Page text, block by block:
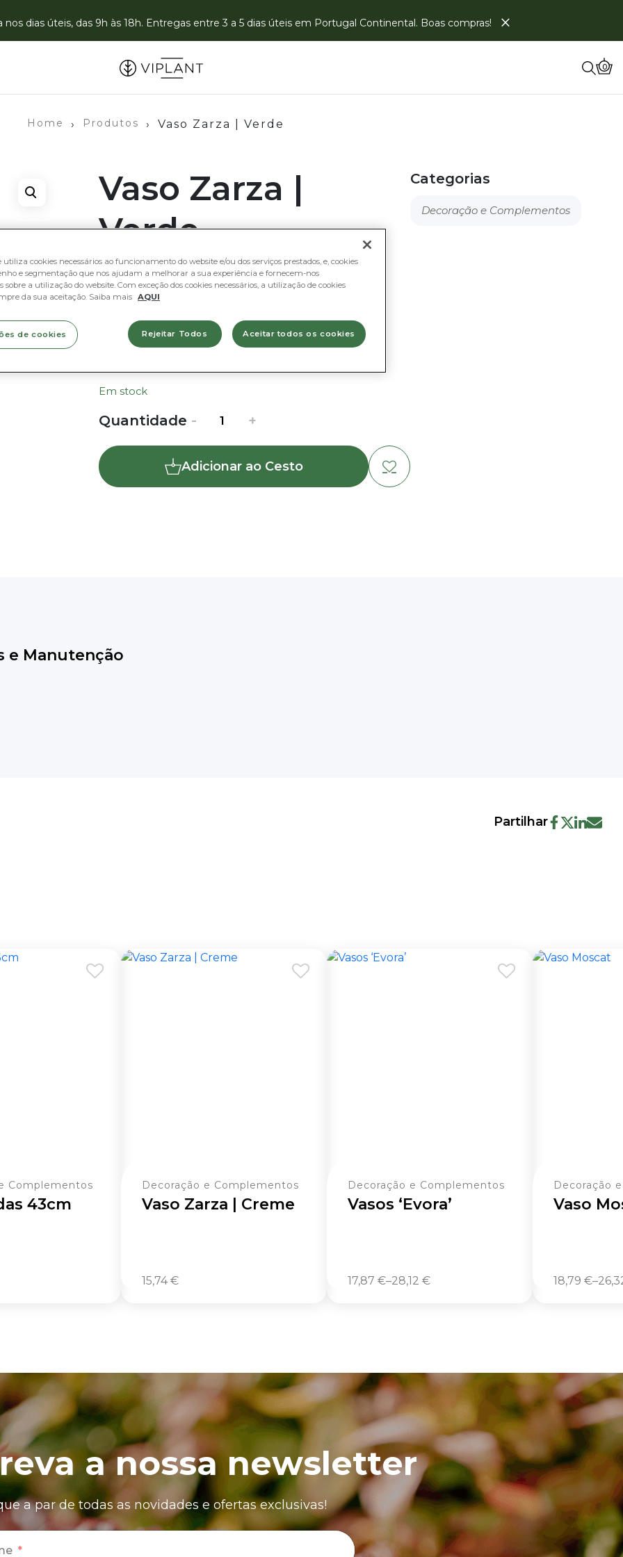
dias úteis, das 9h às 18h. Entregas entre 3 a 5 dias úteis em Portugal Continental. Boas compras! ×
0
Home › Produtos › Vaso Zarza | Verde
Vaso Zarza |
Verde
15,74€
Para plantas com vaso interior com
Em stock
Quantidade
Quantidade
Vaso
Zarza
- +
Adicionar ao Cesto
Categorias
Decoração e Complementos
e Manutenção
Partilhar
Complementos
43cm
Decoração e Complementos
Vaso Zarza | Creme
15,74€
Decoração e Complementos
Vasos ‘Evora’
17,87 €–28,12 €
Decoração
Vaso
18,79 €–
a nossa newsletter
a par de todas as novidades e ofertas exclusivas!
utiliza cookies necessários ao funcionamento do website e/ou dos serviços prestados, e, cookies
e segmentação que nos ajudam a melhorar a sua experiência e fornecem-nos
sobre a utilização do website. Com exceção dos cookies necessários, a utilização de cookies
da sua aceitação. Saiba mais AQUI
Rejeitar Todos Aceitar todos os cookies
de cookies